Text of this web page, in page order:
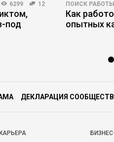
6299 12
под
ПОИСК РАБОТЫ
Как
опытных
ДЕКЛАРАЦИЯ
КАРЬЕРА